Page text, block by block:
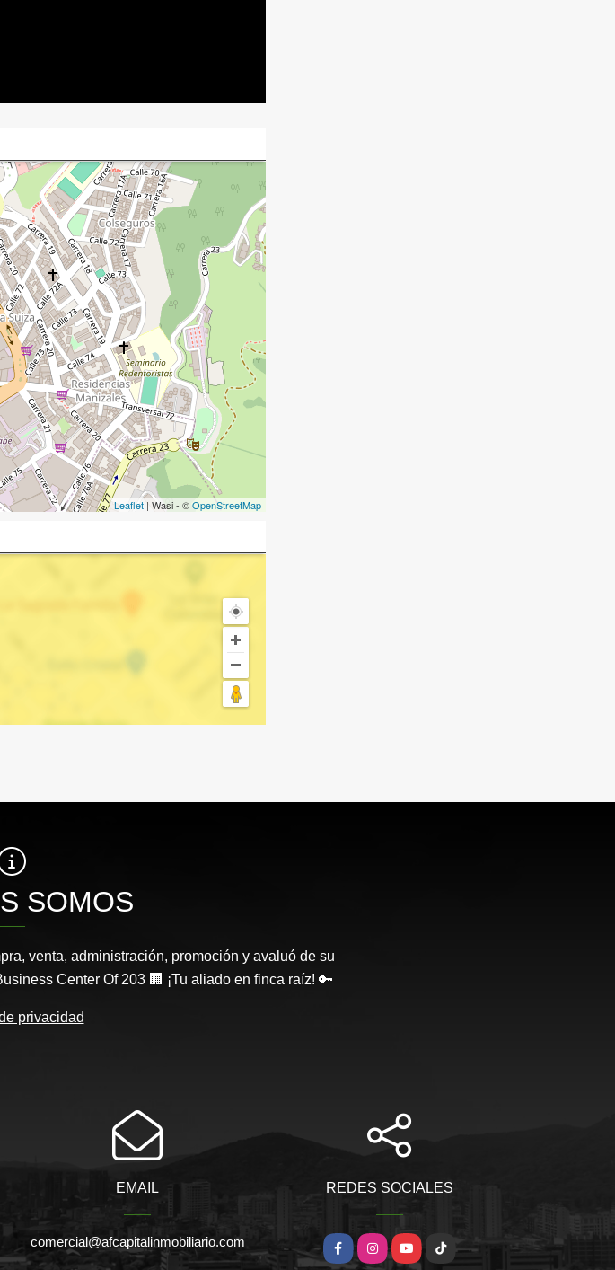
Leaflet | Wasi - ©OpenStreetMap
SOMOS
venta, administración, promoción y avaluó de su
Center Of 203 🏢 ¡Tu aliado en finca raíz! 🔑
privacidad
EMAIL
comercial@afcapitalinmobiliario.com
REDES SOCIALES
FacebookInstagramYouTube
TikTok